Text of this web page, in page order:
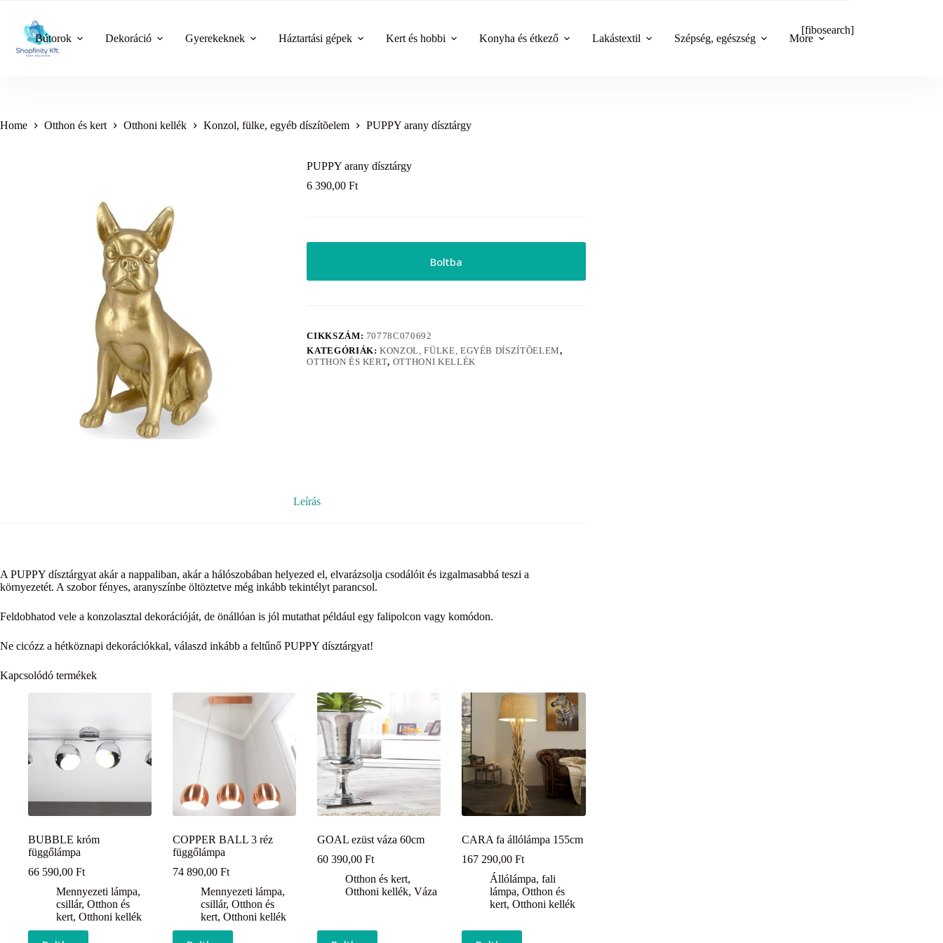
content
Bútorok Dekoráció Gyerekeknek Háztartási gépek Kert és hobbi Konyha és étkező Lakástextil Szépség, egészség More
[fibosearch]
Home Otthon és kert Otthoni kellék Konzol, fülke, egyéb díszítõelem PUPPY arany dísztárgy
PUPPY arany dísztárgy
6 390,00Ft
Boltba
CIKKSZÁM: 70778C070692
KATEGÓRIÁK:KONZOL, FÜLKE, EGYÉB DÍSZÍTÕELEM,
OTTHON ÉS KERT, OTTHONI KELLÉK
Leírás
A PUPPY dísztárgyat akár a nappaliban, akár a hálószobában helyezed el, elvarázsolja csodálóit és izgalmasabbá teszi a
környezetét. A szobor fényes, aranyszínbe öltöztetve még inkább tekintélyt parancsol.
Feldobhatod vele a konzolasztal dekorációját, de önállóan is jól mutathat például egy falipolcon vagy komódon.
Ne cicózz a hétköznapi dekorációkkal, válaszd inkább a feltűnő PUPPY dísztárgyat!
Kapcsolódó termékek
BUBBLE króm
függőlámpa
66 590,00 Ft
Mennyezeti lámpa,
csillár, Otthon és
kert, Otthoni kellék
COPPER BALL 3 réz
függőlámpa
74 890,00Ft
Mennyezeti lámpa,
csillár,Otthon és
kert,Otthoni kellék
GOAL ezüst váza 60cm
60 390,00Ft
Otthon és kert,
Otthoni kellék,Váza
CARA fa állólámpa 155cm
167 290,00Ft
Állólámpa, fali
lámpa,Otthon és
kert,Otthoni kellék